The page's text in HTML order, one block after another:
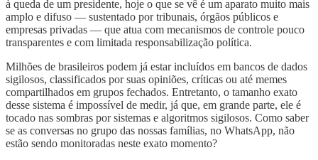
à queda de um presidente, hoje o que se vê é um aparato muito mais
amplo e difuso — sustentado por tribunais, órgãos públicos e
empresas privadas — que atua com mecanismos de controle pouco
transparentes e com limitada responsabilização política.
Milhões de brasileiros podem já estar incluídos em bancos de dados
sigilosos, classificados por suas opiniões, críticas ou até memes
compartilhados em grupos fechados. Entretanto, o tamanho exato
desse sistema é impossível de medir, já que, em grande parte, ele é
tocado nas sombras por sistemas e algoritmos sigilosos. Como saber
se as conversas no grupo das nossas famílias, no WhatsApp, não
estão sendo monitoradas neste exato momento?